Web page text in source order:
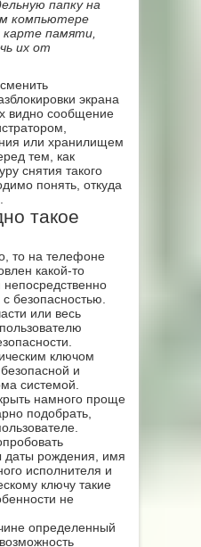
папку на
компьютере
памяти,
их от
экрана
видно сообщение
или хранилищем
тем, как
снятия такого
понять, откуда
такое
то на телефоне
какой-то
непосредственно
безопасностью.
или весь
ключом
и
системой.
намного проще
подобрать,
даты рождения, имя
исполнителя и
ключу такие
не
определенный